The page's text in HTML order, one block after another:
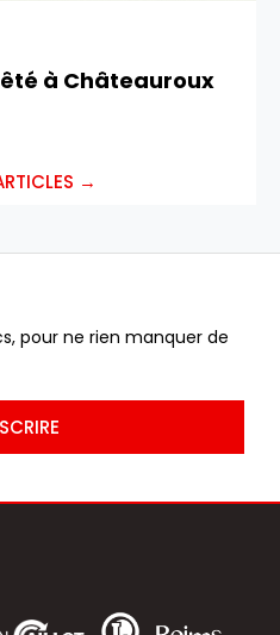
à Châteauroux
→
pour ne rien manquer de